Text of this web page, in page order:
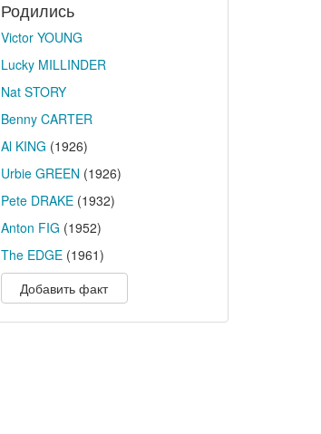
Родились
Victor YOUNG
Lucky MILLINDER
Nat STORY
Benny CARTER
Al KING (1926)
Urbie GREEN (1926)
Pete DRAKE(1932)
Anton FIG (1952)
The EDGE(1961)
Добавить факт